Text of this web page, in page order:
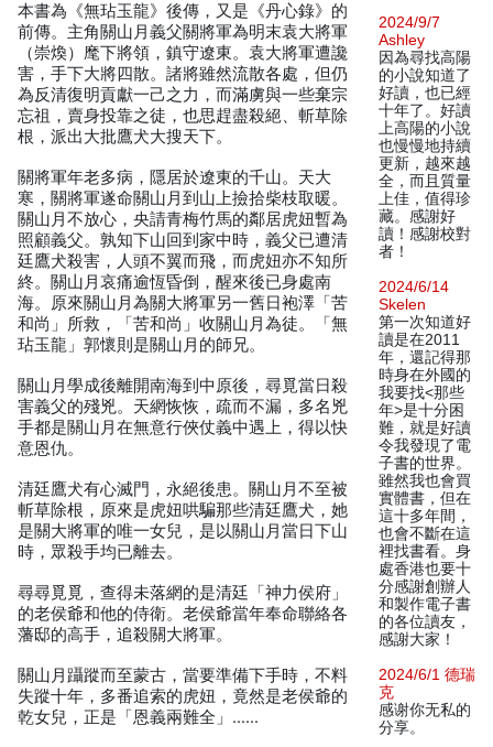
本書為《無玷玉龍》後傳，又是《丹心錄》的
前傳。主角關山月義父關將軍為明末袁大將軍
（崇煥）麾下將領，鎮守遼東。袁大將軍遭讒
害，手下大將四散。諸將雖然流散各處，但仍
為反清復明貢獻一己之力，而滿虜與一些棄宗
忘祖，賣身投靠之徒，也思趕盡殺絕、斬草除
根，派出大批鷹犬大搜天下。
關將軍年老多病，隱居於遼東的千山。天大
寒，關將軍遂命關山月到山上撿拾柴枝取暖。
關山月不放心，央請青梅竹馬的鄰居虎妞暫為
照顧義父。孰知下山回到家中時，義父已遭清
廷鷹犬殺害，人頭不翼而飛，而虎妞亦不知所
終。關山月哀痛逾恆昏倒，醒來後已身處南
海。原來關山月為關大將軍另一舊日袍澤「苦
和尚」所救，「苦和尚」收關山月為徒。「無
玷玉龍」郭懷則是關山月的師兄。
關山月學成後離開南海到中原後，尋覓當日殺
害義父的殘兇。天網恢恢，疏而不漏，多名兇
手都是關山月在無意行俠仗義中遇上，得以快
意恩仇。
清廷鷹犬有心滅門，永絕後患。關山月不至被
斬草除根，原來是虎妞哄騙那些清廷鷹犬，她
是關大將軍的唯一女兒，是以關山月當日下山
時，眾殺手均已離去。
尋尋覓覓，查得未落網的是清廷「神力侯府」
的老侯爺和他的侍衛。老侯爺當年奉命聯絡各
藩邸的高手，追殺關大將軍。
關山月躡蹤而至蒙古，當要準備下手時，不料
失蹤十年，多番追索的虎妞，竟然是老侯爺的
乾女兒，正是「恩義兩難全」……
2024/9/7
Ashley
因為尋找高陽
的小說知道了
好讀，也已經
十年了。好讀
上高陽的小說
也慢慢地持續
更新，越來越
全，而且質量
上佳，值得珍
藏。感謝好
讀！感謝校對
者！
2024/6/14
Skelen
第一次知道好
讀是在2011
年，還記得那
時身在外國的
我要找<那些
年>是十分困
難，就是好讀
令我發現了電
子書的世界。
雖然我也會買
實體書，但在
這十多年間，
也會不斷在這
裡找書看。身
處香港也要十
分感謝創辦人
和製作電子書
的各位讀友，
感謝大家！
2024/6/1 德瑞
克
感谢你无私的
分享。